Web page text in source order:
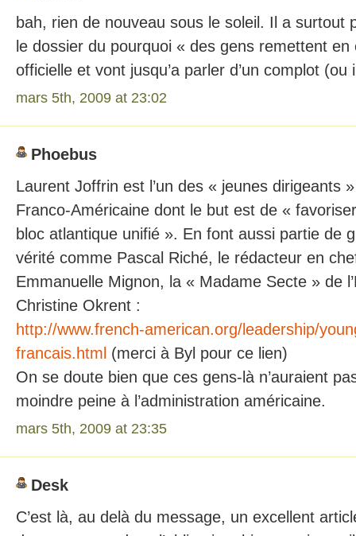
bah, rien de nouveau sous le soleil. Il a surtout
le dossier du pourquoi « des gens remettent en
officielle et vont jusqu’a parler d’un complot (ou
mars 5th, 2009 at 23:02
Phoebus
Laurent Joffrin est l’un des « jeunes dirigeants
Franco-Américaine dont le but est de « favoriser
bloc atlantique unifié ». En font aussi partie de
vérité comme Pascal Riché, le rédacteur en
Emmanuelle Mignon, la « Madame Secte » de
Christine Okrent :
http://www.french-american.org/leadership/
francais.html (merci à Byl pour ce lien)
On se doute bien que ces gens-là n’auraient
moindre peine à l’administration américaine.
mars 5th, 2009 at 23:35
Desk
C’est là, au delà du message, un excellent